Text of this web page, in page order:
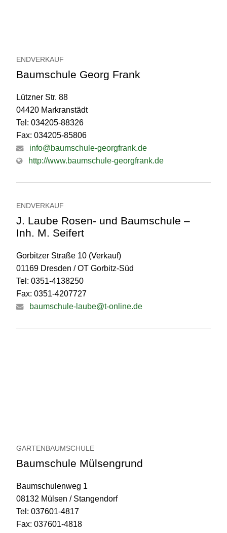
ENDVERKAUF
Baumschule Georg Frank
Lützner Str. 88
04420 Markranstädt
Tel: 034205-88326
Fax: 034205-85806
info@baumschule-georgfrank.de
http://www.baumschule-georgfrank.de
ENDVERKAUF
J. Laube Rosen- und Baumschule –
Inh. M. Seifert
Gorbitzer Straße 10 (Verkauf)
01169 Dresden / OT Gorbitz-Süd
Tel: 0351-4138250
Fax: 0351-4207727
baumschule-laube@t-online.de
GARTENBAUMSCHULE
Baumschule Mülsengrund
Baumschulenweg 1
08132 Mülsen / Stangendorf
Tel: 037601-4817
Fax: 037601-4818